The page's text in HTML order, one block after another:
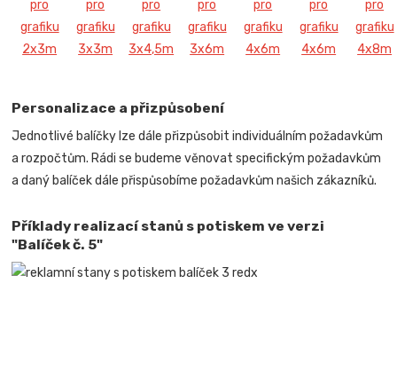
Personalizace a přizpůsobení
Jednotlivé balíčky lze dále přizpůsobit individuálním požadavkům
a rozpočtům. Rádi se budeme věnovat specifickým požadavkům
a daný balíček dále přispůsobíme požadavkům našich zákazníků.
Příklady realizací stanů s potiskem ve verzi
"Balíček č. 5"